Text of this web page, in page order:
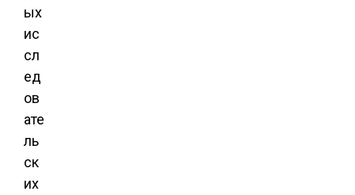
ых
ис
сл
ед
ов
ате
ль
ск
их